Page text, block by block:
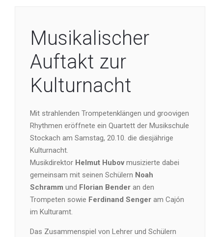
Musikalischer
Auftakt zur
Kulturnacht
Mit strahlenden Trompetenklängen und groovigen
Rhythmen eröffnete ein Quartett der Musikschule
Stockach am Samstag, 20.10. die diesjährige
Kulturnacht.
Musikdirektor Helmut Hubov musizierte dabei
gemeinsam mit seinen Schülern Noah
Schramm und Florian Bender an den
Trompeten sowie Ferdinand Senger am Cajón
im Kulturamt.
Das Zusammenspiel von Lehrer und Schülern